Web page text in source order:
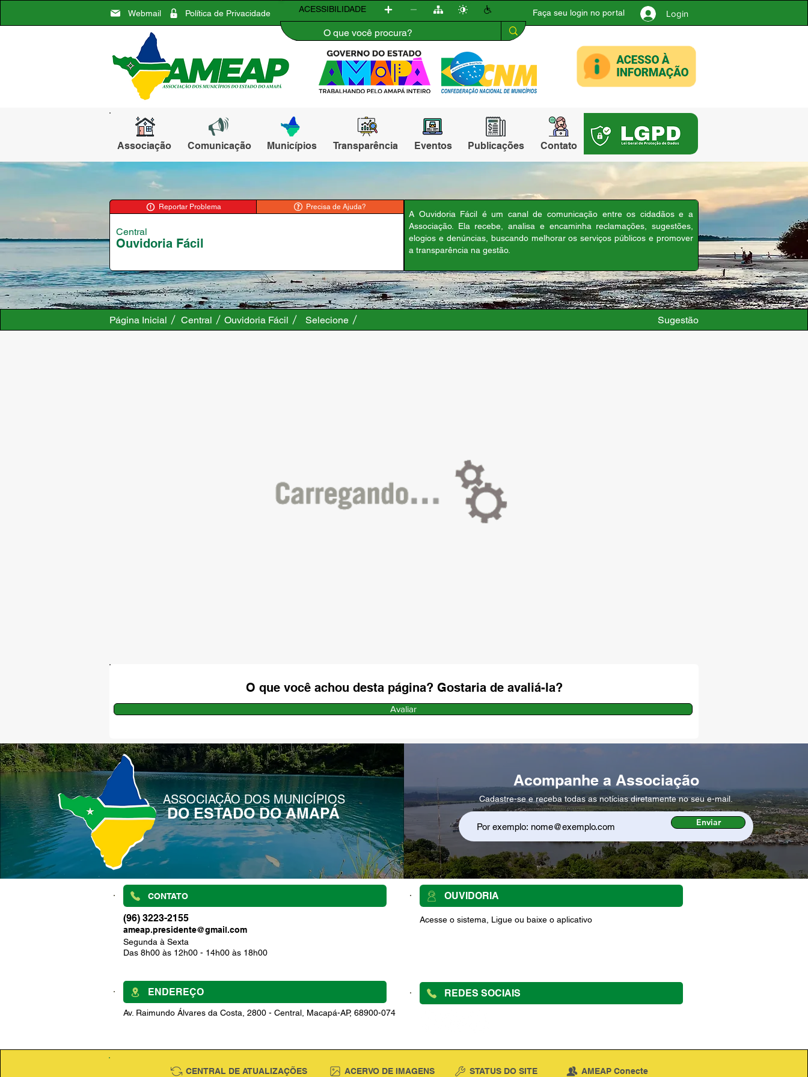
Webmail Política de Privacidade Faça seu login no portal Login
ACESSIBILIDADE
Associação Comunicação Municípios Transparência Eventos Publicações Contato
Reportar Problema Precisa de Ajuda?
Ouvidoria Fácil
Central
A Ouvidoria Fácil é um canal de comunicação entre os cidadãos e a
Associação. Ela recebe, analisa e encaminha reclamações, sugestões,
elogios e denúncias, buscando melhorar os serviços públicos e promover
a transparência na gestão.
Página Inicial Central Ouvidoria Fácil Selecione Sugestão
O que você achou desta página? Gostaria de avaliá-la?
Avaliar
ASSOCIAÇÃO DOS MUNICÍPIOS
DO ESTADO DO AMAPÁ
Acompanhe a Associação
Cadastre-se e receba todas as notícias diretamente no seu e-mail.
Enviar
(96) 3223-2155
Segunda à Sexta
Das 8h00 às 12h00 - 14h00 às 18h00
CONTATO
Av. Raimundo Álvares da Costa, 2800 - Central, Macapá-AP, 68900-074
ENDEREÇO
OUVIDORIA
REDES SOCIAIS
Acesse o sistema, Ligue ou baixe o aplicativo
ameap.presidente@gmail.com
CENTRAL DE ATUALIZAÇÕES ACERVO DE IMAGENS STATUS DO SITE AMEAP Conecte